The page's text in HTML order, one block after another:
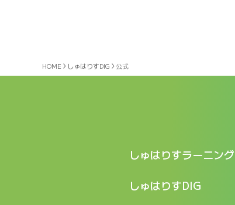
HOME しゅはりすDIG 公式
しゅはりすラーニング
特長
しゅはりすDIG